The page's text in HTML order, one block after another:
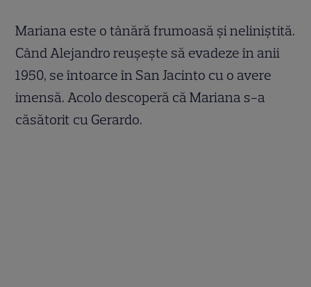
Mariana este o tânără frumoasă și neliniștită.
Când Alejandro reușește să evadeze în anii
1950, se întoarce în San Jacinto cu o avere
imensă. Acolo descoperă că Mariana s-a
căsătorit cu Gerardo.